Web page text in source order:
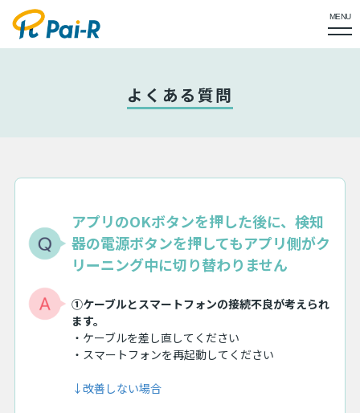
MENU
よくある質問
アプリのOKボタンを押した後に、検知
器の電源ボタンを押してもアプリ側がク
リーニング中に切り替わりません
①ケーブルとスマートフォンの接続不良が考えられ
ます。
・ケーブルを差し直してください
・スマートフォンを再起動してください
↓改善しない場合